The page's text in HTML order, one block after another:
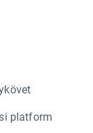
platform